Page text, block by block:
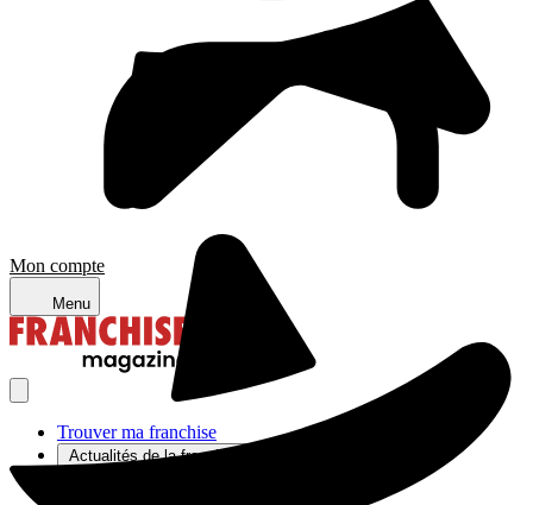
Mon compte
Menu
Trouver ma franchise
Actualités de la franchise